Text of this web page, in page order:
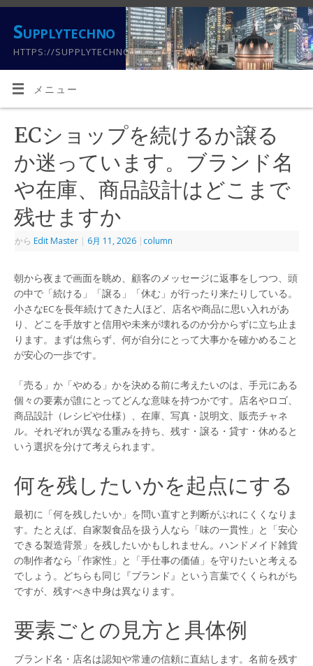
Supplytechno
HTTPS://SUPPLYTECHNO.COM
メニュー
ECショップを続けるか譲る
か迷っています。ブランド名
や在庫、商品設計はどこまで
残せますか
から Edit Master | 6月 11, 2026 | column
朝から夜まで画面を眺め、顧客のメッセージに返事をしつつ、頭
の中で「続ける」「譲る」「休む」が行ったり来たりしている。
小さなECを長年続けてきた人ほど、店名や商品に思い入れがあ
り、どこを手放すと信用や未来が壊れるのか分からずに立ち止ま
ります。まずは焦らず、何が自分にとって大事かを確かめること
が安心の一歩です。
「売る」か「やめる」かを決める前に考えたいのは、手元にある
個々の要素が誰にとってどんな意味を持つかです。店名やロゴ、
商品設計（レシピや仕様）、在庫、写真・説明文、販売チャネ
ル。それぞれが異なる重みを持ち、残す・譲る・貸す・休めると
いう選択を分けて考えられます。
何を残したいかを起点にする
最初に「何を残したいか」を問い直すと判断がぶれにくくなりま
す。たとえば、自家製食品を扱う人なら「味の一貫性」と「安心
できる製造背景」を残したいかもしれません。ハンドメイド雑貨
の制作者なら「作家性」と「手仕事の価値」を守りたいと考える
でしょう。どちらも同じ『ブランド』という言葉でくくられがち
ですが、残すべき中身は異なります。
要素ごとの見方と具体例
ブランド名・店名は認知や常連の信頼に直結します。名前を残す